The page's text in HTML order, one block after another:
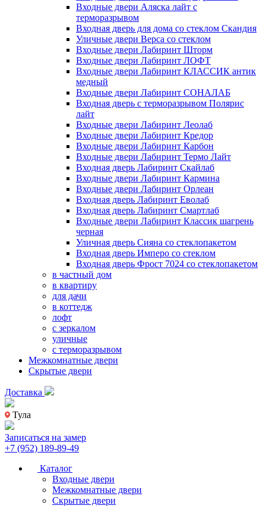
Входные двери Аляска лайт с
терморазрывом
Входная дверь для дома со стеклом Скандия
Уличные двери Верса со стеклом
Входные двери Лабиринт Шторм
Входные двери Лабиринт ЛОФТ
Входные двери Лабиринт КЛАССИК антик
медный
Входные двери Лабиринт СОНАЛАБ
Входная дверь с терморазрывом Полярис
лайт
Входные двери Лабиринт Леолаб
Входные двери Лабиринт Кредор
Входные двери Лабиринт Карбон
Входные двери Лабиринт Термо Лайт
Входная дверь Лабиринт Скайлаб
Входные двери Лабиринт Кармина
Входные двери Лабиринт Орлеан
Входная дверь Лабиринт Еволаб
Входная дверь Лабиринт Смартлаб
Входные двери Лабиринт Классик шагрень
черная
Уличная дверь Сияна со стеклопакетом
Входная дверь Имперо со стеклом
Входная дверь Фрост 7024 со стеклопакетом
в частный дом
в квартиру
для дачи
в коттедж
лофт
с зеркалом
уличные
с терморазрывом
Межкомнатные двери
Скрытые двери
Доставка
Тула
Записаться на замер
+7 (952) 189-89-49
Каталог
Входные двери
Межкомнатные двери
Скрытые двери